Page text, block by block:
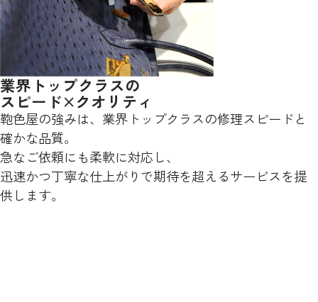
業界トップクラスの
スピード×クオリティ
鞄色屋の強みは、業界トップクラスの修理スピードと
確かな品質。
急なご依頼にも柔軟に対応し、
迅速かつ丁寧な仕上がりで期待を超えるサービスを提
供します。